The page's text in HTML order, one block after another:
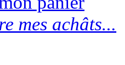
mes achâts...